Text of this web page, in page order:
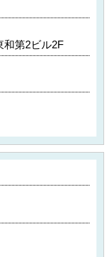
和第2ビル2F